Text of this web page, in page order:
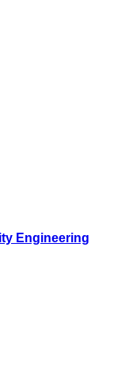
Engineering